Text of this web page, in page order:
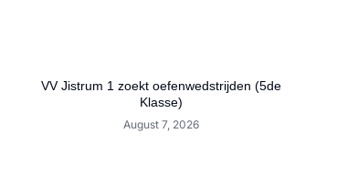
VV Jistrum 1 zoekt oefenwedstrijden (5de
Klasse)
August 7, 2026